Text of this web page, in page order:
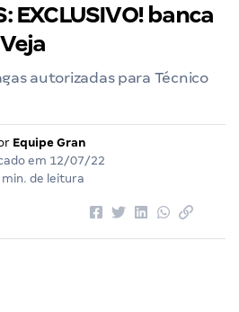
EXCLUSIVO! banca
autorizadas para Técnico
Equipe Gran
em 12/07/22
min. de leitura